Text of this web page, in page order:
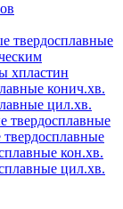
твердосплавные
хпластин
конич.хв.
цил.хв.
твердосплавные
кон.хв.
цил.хв.